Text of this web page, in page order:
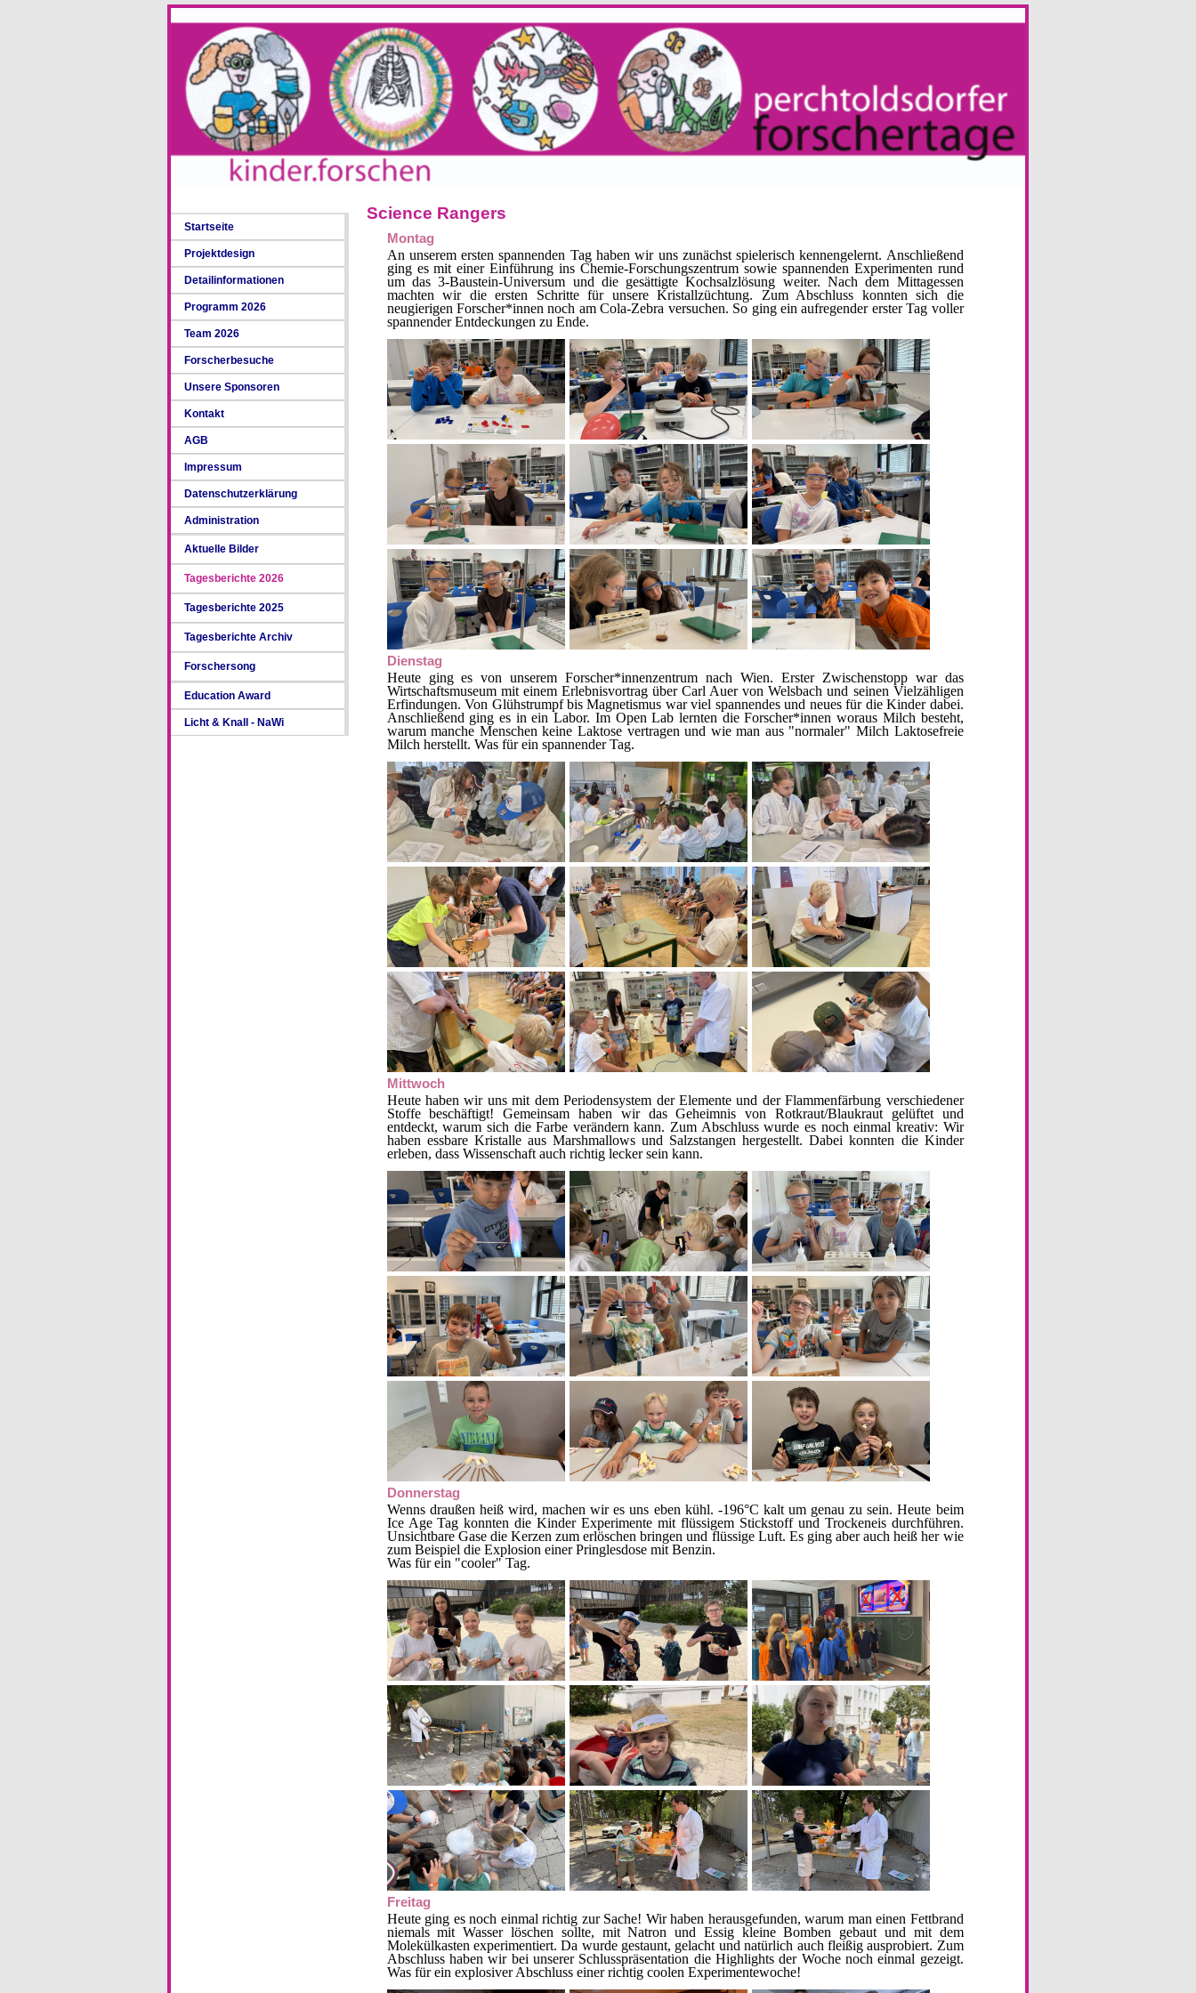
Startseite
Projektdesign
Detailinformationen
Programm 2026
Team 2026
Forscherbesuche
Unsere Sponsoren
Kontakt
AGB
Impressum
Datenschutzerklärung
Administration
Aktuelle Bilder
Tagesberichte 2026
Tagesberichte 2025
Tagesberichte Archiv
Forschersong
Education Award
Licht & Knall - NaWi
Science Rangers
Montag
An unserem ersten spannenden Tag haben wir uns zunächst spielerisch kennengelernt. Anschließend
ging es mit einer Einführung ins Chemie-Forschungszentrum sowie spannenden Experimenten rund
um das 3-Baustein-Universum und die gesättigte Kochsalzlösung weiter. Nach dem Mittagessen
machten wir die ersten Schritte für unsere Kristallzüchtung. Zum Abschluss konnten sich die
neugierigen Forscher*innen noch am Cola-Zebra versuchen. So ging ein aufregender erster Tag voller
spannender Entdeckungen zu Ende.
Dienstag
Heute ging es von unserem Forscher*innenzentrum nach Wien. Erster Zwischenstopp war das
Wirtschaftsmuseum mit einem Erlebnisvortrag über Carl Auer von Welsbach und seinen Vielzähligen
Erfindungen. Von Glühstrumpf bis Magnetismus war viel spannendes und neues für die Kinder dabei.
Anschließend ging es in ein Labor. Im Open Lab lernten die Forscher*innen woraus Milch besteht,
warum manche Menschen keine Laktose vertragen und wie man aus "normaler" Milch Laktosefreie
Milch herstellt. Was für ein spannender Tag.
Mittwoch
Heute haben wir uns mit dem Periodensystem der Elemente und der Flammenfärbung verschiedener
Stoffe beschäftigt! Gemeinsam haben wir das Geheimnis von Rotkraut/Blaukraut gelüftet und
entdeckt, warum sich die Farbe verändern kann. Zum Abschluss wurde es noch einmal kreativ: Wir
haben essbare Kristalle aus Marshmallows und Salzstangen hergestellt. Dabei konnten die Kinder
erleben, dass Wissenschaft auch richtig lecker sein kann.
Donnerstag
Wenns draußen heiß wird, machen wir es uns eben kühl. -196°C kalt um genau zu sein. Heute beim
Ice Age Tag konnten die Kinder Experimente mit flüssigem Stickstoff und Trockeneis durchführen.
Unsichtbare Gase die Kerzen zum erlöschen bringen und flüssige Luft. Es ging aber auch heiß her wie
zum Beispiel die Explosion einer Pringlesdose mit Benzin.
Was für ein "cooler" Tag.
Freitag
Heute ging es noch einmal richtig zur Sache! Wir haben herausgefunden, warum man einen Fettbrand
niemals mit Wasser löschen sollte, mit Natron und Essig kleine Bomben gebaut und mit dem
Molekülkasten experimentiert. Da wurde gestaunt, gelacht und natürlich auch fleißig ausprobiert. Zum
Abschluss haben wir bei unserer Schlusspräsentation die Highlights der Woche noch einmal gezeigt.
Was für ein explosiver Abschluss einer richtig coolen Experimentewoche!